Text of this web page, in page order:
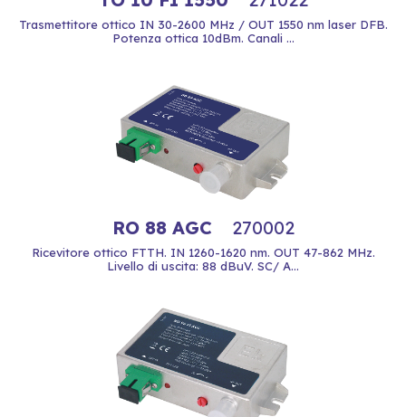
Trasmettitore ottico IN 30-2600 MHz / OUT 1550 nm laser DFB.
Potenza ottica 10dBm. Canali ...
RO 88 AGC 270002
Ricevitore ottico FTTH. IN 1260-1620 nm. OUT 47-862 MHz.
Livello di uscita: 88 dBuV. SC/ A...